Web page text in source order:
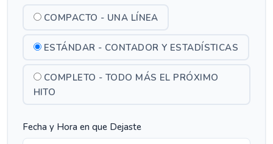
COMPACTO - UNA LÍNEA
ESTÁNDAR - CONTADOR Y ESTADÍSTICAS
COMPLETO - TODO MÁS EL PRÓXIMO
HITO
Fecha y Hora en que Dejaste